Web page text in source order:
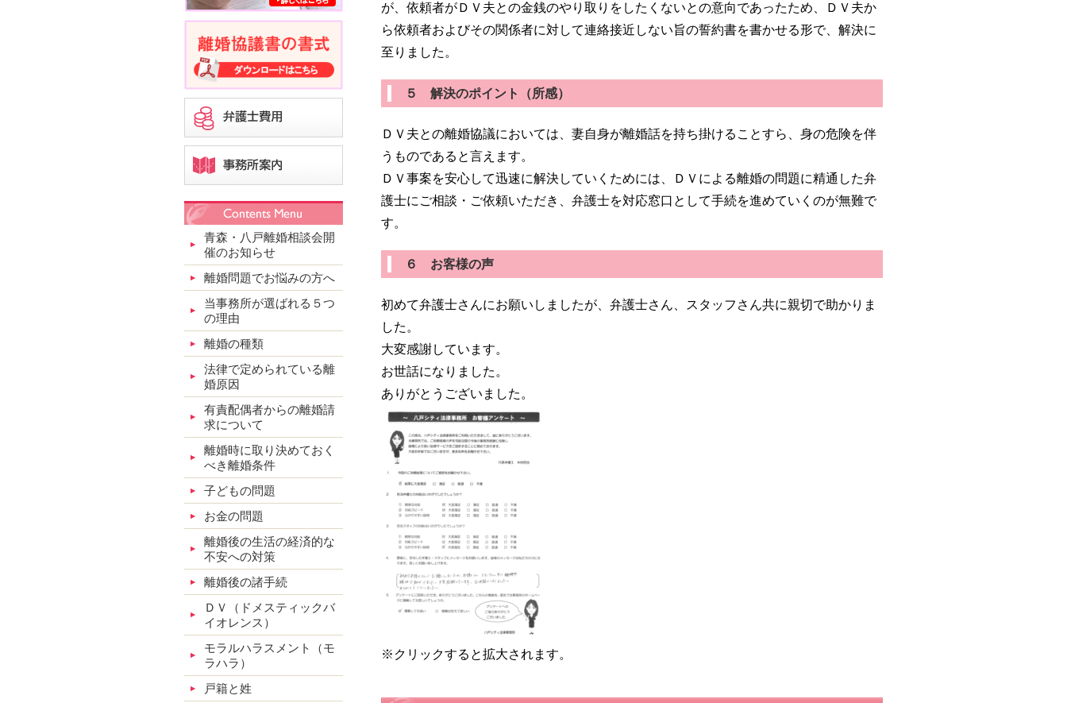
が、依頼者がＤＶ夫との金銭のやり取りをしたくないとの意向であったため、ＤＶ夫か
ら依頼者およびその関係者に対して連絡接近しない旨の誓約書を書かせる形で、解決に
至りました。
５ 解決のポイント（所感）
ＤＶ夫との離婚協議においては、妻自身が離婚話を持ち掛けることすら、身の危険を伴
うものであると言えます。
ＤＶ事案を安心して迅速に解決していくためには、ＤＶによる離婚の問題に精通した弁
護士にご相談・ご依頼いただき、弁護士を対応窓口として手続を進めていくのが無難で
す。
６ お客様の声
初めて弁護士さんにお願いしましたが、弁護士さん、スタッフさん共に親切で助かりま
した。
大変感謝しています。
お世話になりました。
ありがとうございました。
※クリックすると拡大されます。
青森・八戸離婚相談会開
催のお知らせ
離婚問題でお悩みの方へ
当事務所が選ばれる５つ
の理由
離婚の種類
法律で定められている離
婚原因
有責配偶者からの離婚請
求について
離婚時に取り決めておく
べき離婚条件
子どもの問題
お金の問題
離婚後の生活の経済的な
不安への対策
離婚後の諸手続
ＤＶ（ドメスティックバ
イオレンス）
モラルハラスメント（モ
ラハラ）
戸籍と姓